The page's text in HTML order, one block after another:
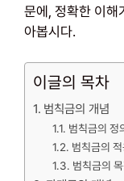
문에, 정확한 이해
아봅시다.
이글의 목차
범칙금의 개념
범칙금의 정
범칙금의 적
범칙금의